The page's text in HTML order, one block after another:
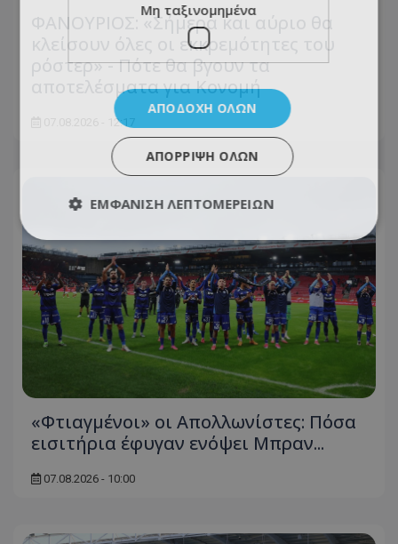
ΦΑΝΟΥΡΙΟΣ: «Σήμερα και αύριο θα
κλείσουν όλες οι εκκρεμότητες του
ρόστερ» - Πότε θα βγουν τα
αποτελέσματα για Κονομή
07.08.2026 - 12:17
«Φτιαγμένοι» οι Απολλωνίστες: Πόσα
εισιτήρια έφυγαν ενόψει Μπραν...
07.08.2026 - 10:00
Μη ταξινομημένα
ΑΠΟΔΟΧΉ ΌΛΩΝ
ΑΠΌΡΡΙΨΗ ΌΛΩΝ
ΕΜΦΆΝΙΣΗ ΛΕΠΤΟΜΕΡΕΙΏΝ